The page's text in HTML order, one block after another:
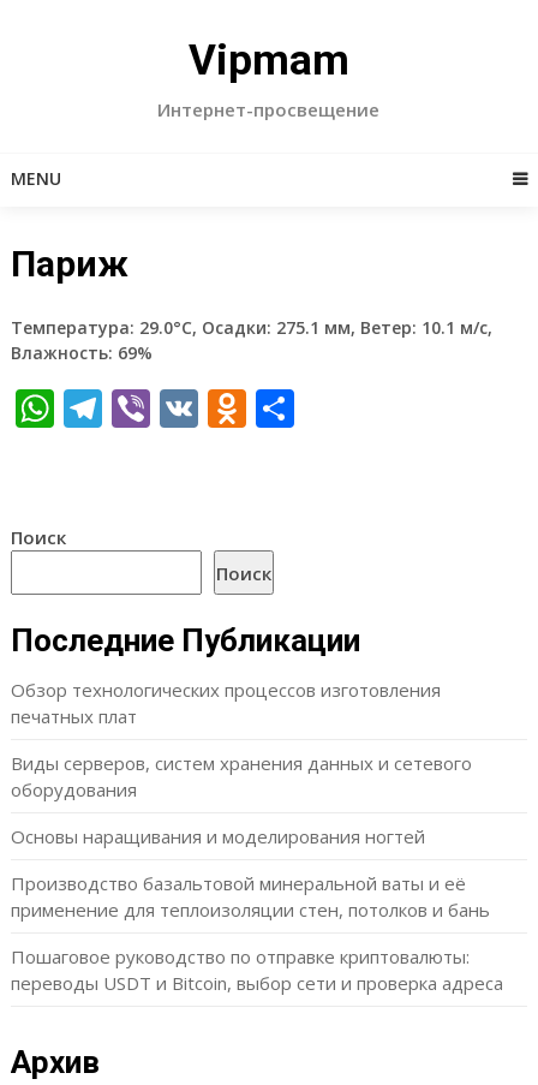
Vipmam
Интернет-просвещение
MENU
Париж
Температура: 29.0°C, Осадки: 275.1 мм, Ветер: 10.1 м/с,
Влажность: 69%
WhatsApp
Telegram
Viber
VKOdnoklassniki
Отправить
Поиск
Поиск
Последние Публикации
Обзор технологических процессов изготовления
печатных плат
Виды серверов, систем хранения данных и сетевого
оборудования
Основы наращивания и моделирования ногтей
Производство базальтовой минеральной ваты и её
применение для теплоизоляции стен, потолков и бань
Пошаговое руководство по отправке криптовалюты:
переводы USDT и Bitcoin, выбор сети и проверка адреса
Архив